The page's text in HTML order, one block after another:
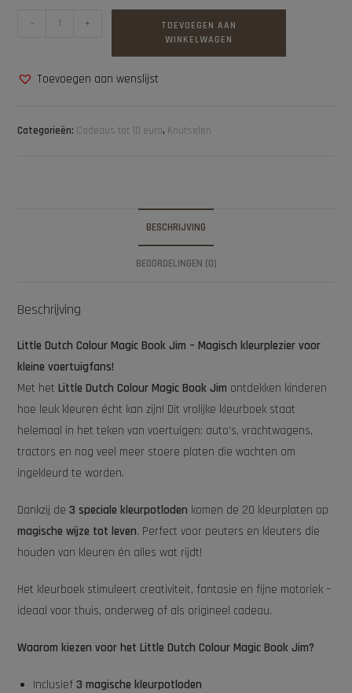
- +
TOEVOEGEN AAN
WINKELWAGEN
Toevoegen aan wenslijst
Categorieën: Cadeaus tot 10 euro, Knutselen
BESCHRIJVING
BEOORDELINGEN (0)
Beschrijving
Little Dutch Colour Magic Book Jim – Magisch kleurplezier voor
kleine voertuigfans!
Met hetLittle Dutch Colour Magic Book Jim ontdekken kinderen
hoe leuk kleuren écht kan zijn! Dit vrolijke kleurboek staat
helemaal in het teken van voertuigen: auto’s, vrachtwagens,
tractors en nog veel meer stoere platen die wachten om
ingekleurd te worden.
Dankzij de3 speciale kleurpotloden komen de 20 kleurplaten op
magische wijze tot leven. Perfect voor peuters en kleuters die
houden van kleuren én alles wat rijdt!
Het kleurboek stimuleert creativiteit, fantasie en fijne motoriek –
ideaal voor thuis, onderweg of als origineel cadeau.
Waarom kiezen voor het Little Dutch Colour Magic Book Jim?
Inclusief3 magische kleurpotloden